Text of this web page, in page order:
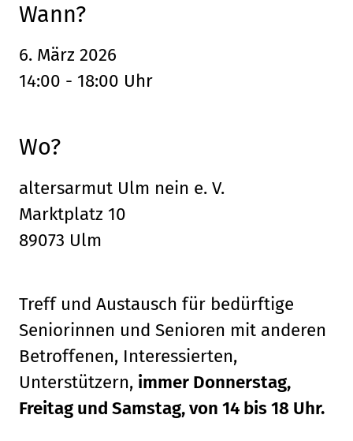
Wann?
6. März 2026
14:00 - 18:00 Uhr
Wo?
altersarmut Ulm nein e. V.
Marktplatz 10
89073 Ulm
Treff und Austausch für bedürftige
Seniorinnen und Senioren mit anderen
Betroffenen, Interessierten,
Unterstützern, immer Donnerstag,
Freitag und Samstag, von 14 bis 18 Uhr.